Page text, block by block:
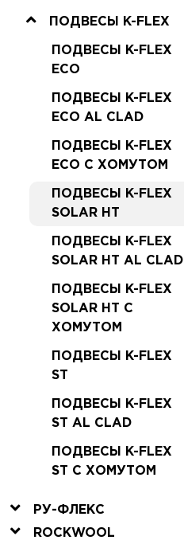
ПОДВЕСЫ K-FLEX
ПОДВЕСЫ K-FLEX
ECO
ПОДВЕСЫ K-FLEX
ECO AL CLAD
ПОДВЕСЫ K-FLEX
ECO С ХОМУТОМ
ПОДВЕСЫ K-FLEX
SOLAR HT
ПОДВЕСЫ K-FLEX
SOLAR HT AL CLAD
ПОДВЕСЫ K-FLEX
SOLAR HT С
ХОМУТОМ
ПОДВЕСЫ K-FLEX
ST
ПОДВЕСЫ K-FLEX
ST AL CLAD
ПОДВЕСЫ K-FLEX
ST С ХОМУТОМ
РУ-ФЛЕКС
ROCKWOOL